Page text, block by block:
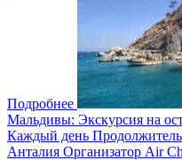
Подробнее
Мальдивы: Экскурсия на
Каждый день
Анталия Организатор Air